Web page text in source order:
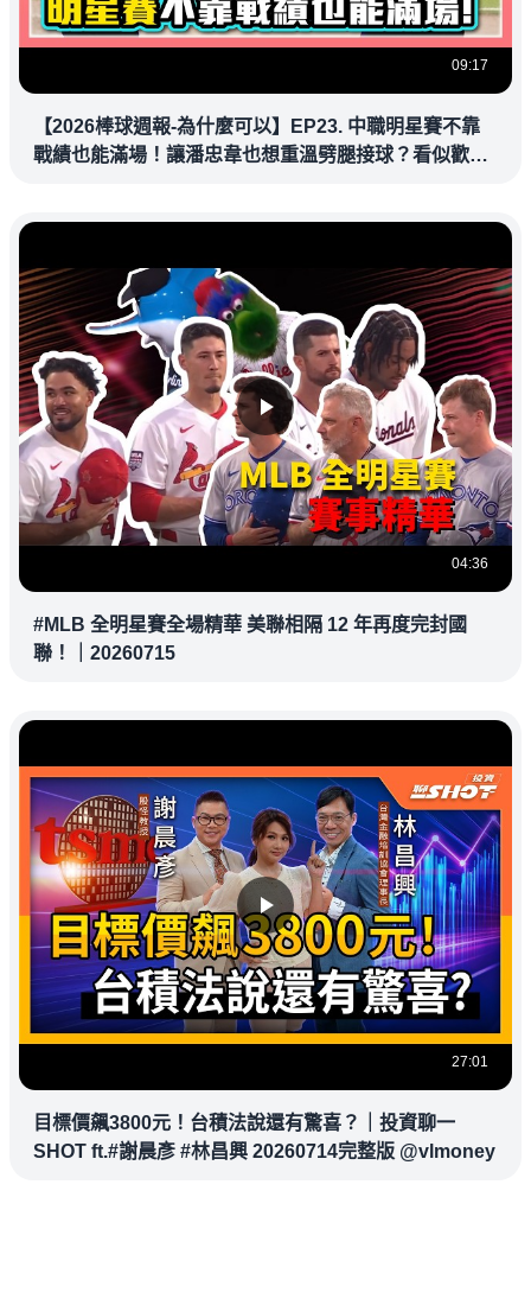
09:17
【2026棒球週報-為什麼可以】EP23. 中職明星賽不靠
戰績也能滿場！讓潘忠韋也想重溫劈腿接球？看似歡樂
04:36
#MLB 全明星賽全場精華 美聯相隔 12 年再度完封國
聯！｜20260715
27:01
目標價飆3800元！台積法說還有驚喜？｜投資聊一
SHOT ft.#謝晨彥 #林昌興 20260714完整版 @vlmoney